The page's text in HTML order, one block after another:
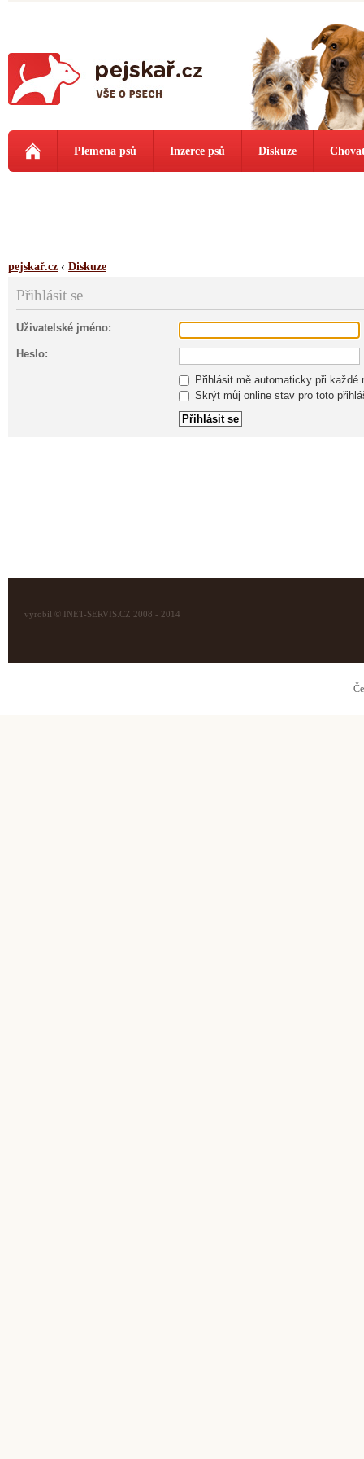
Plemena psů Inzerce psů Diskuze
pejskař.cz ‹ Diskuze
Přihlásit se
Uživatelské jméno:
Heslo:
Přihlásit mě automaticky při každé
Skrýt můj online stav pro toto
vyrobil © INET-SERVIS.CZ 2008 - 2014